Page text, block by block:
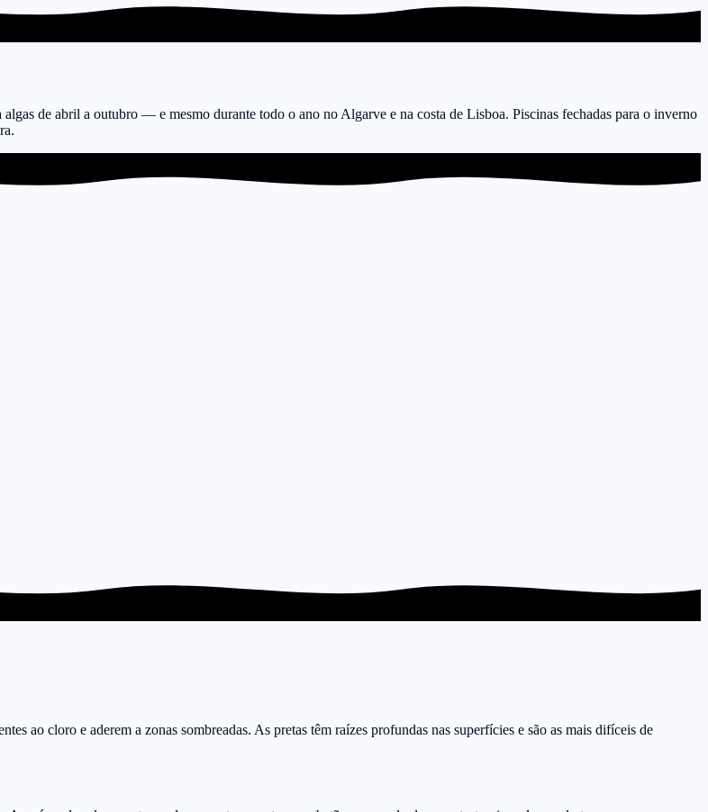
de abril a outubro — e mesmo durante todo o ano no Algarve e na costa de Lisboa. Piscinas fechadas para o inverno
ao cloro e aderem a zonas sombreadas. As pretas têm raízes profundas nas superfícies e são as mais difíceis de